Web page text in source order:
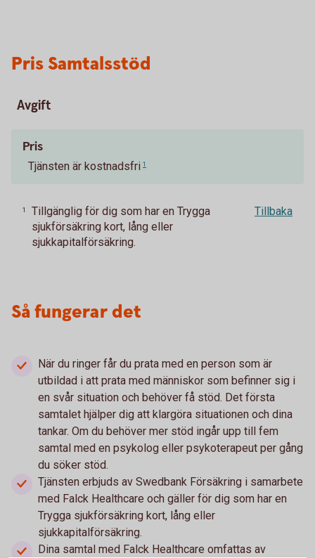
Pris Samtalsstöd
Avgift
Pris
Tjänsten är kostnadsfri 1
1
Tillgänglig för dig som har en Trygga
sjukförsäkring kort, lång eller
sjukkapitalförsäkring.
Tillbaka
Så fungerar det
När du ringer får du prata med en person som är
utbildad i att prata med människor som befinner sig i
en svår situation och behöver få stöd. Det första
samtalet hjälper dig att klargöra situationen och dina
tankar. Om du behöver mer stöd ingår upp till fem
samtal med en psykolog eller psykoterapeut per gång
du söker stöd.
Tjänsten erbjuds av Swedbank Försäkring i samarbete
med Falck Healthcare och gäller för dig som har en
Trygga sjukförsäkring kort, lång eller
sjukkapitalförsäkring.
Dina samtal med Falck Healthcare omfattas av